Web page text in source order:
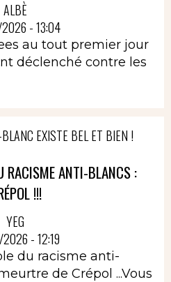
ALBÈ
- 13:04
au tout premier jour
déclenché contre les
EXISTE BEL ET BIEN !
RACISME ANTI-BLANCS :
!!!
YEG
- 12:19
du racisme anti-
de Crépol ...Vous